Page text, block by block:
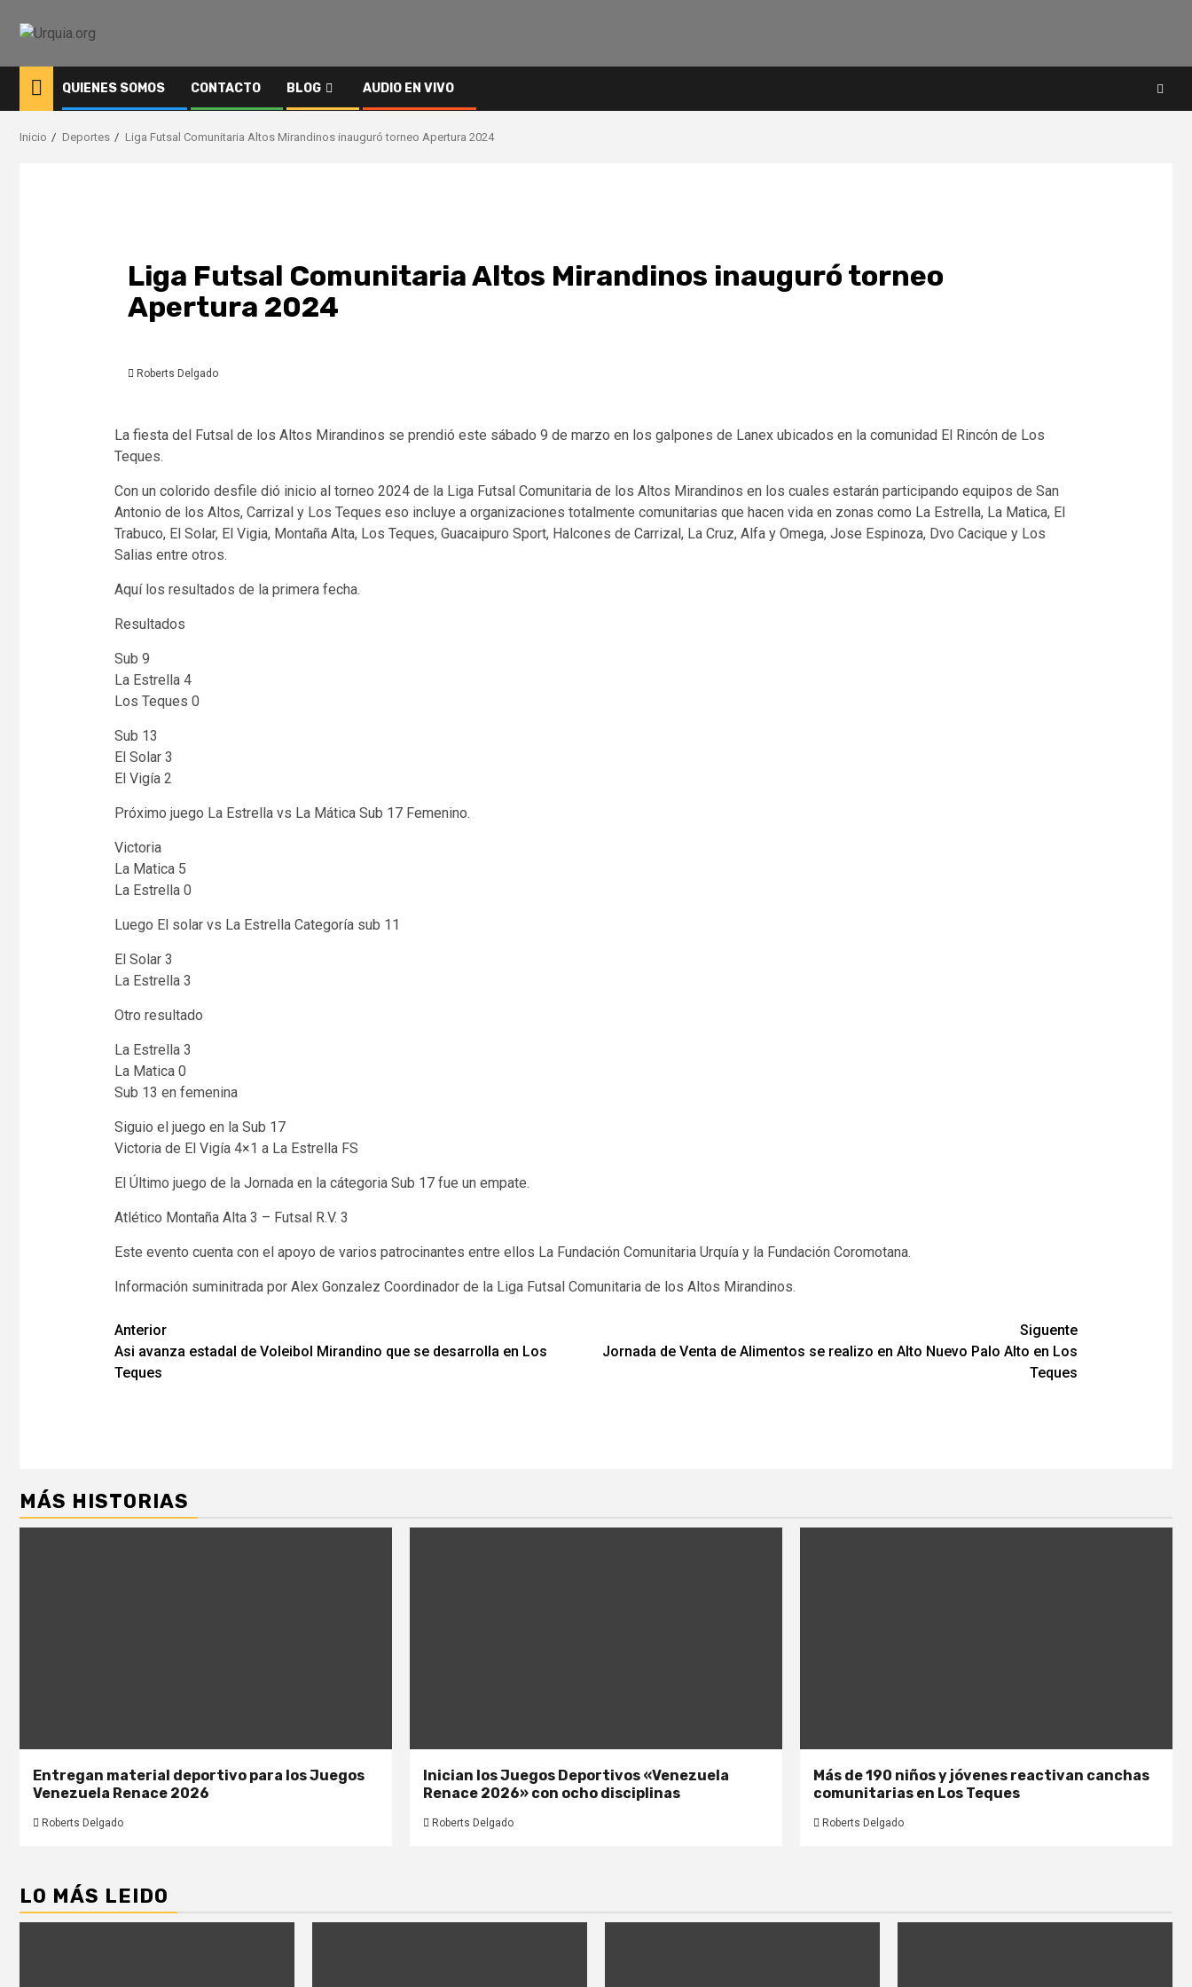
QUIENES SOMOS CONTACTO BLOG AUDIO EN VIVO
Inicio Deportes Liga Futsal Comunitaria Altos Mirandinos inauguró torneo Apertura 2024
Liga Futsal Comunitaria Altos Mirandinos inauguró torneo
Apertura 2024
Roberts Delgado
La fiesta del Futsal de los Altos Mirandinos se prendió este sábado 9 de marzo en los galpones de Lanex ubicados en la comunidad El Rincón de Los
Teques.
Con un colorido desfile dió inicio al torneo 2024 de la Liga Futsal Comunitaria de los Altos Mirandinos en los cuales estarán participando equipos de San
Antonio de los Altos, Carrizal y Los Teques eso incluye a organizaciones totalmente comunitarias que hacen vida en zonas como La Estrella, La Matica, El
Trabuco, El Solar, El Vigia, Montaña Alta, Los Teques, Guacaipuro Sport, Halcones de Carrizal, La Cruz, Alfa y Omega, Jose Espinoza, Dvo Cacique y Los
Salias entre otros.
Aquí los resultados de la primera fecha.
Resultados
Sub 9
La Estrella 4
Los Teques 0
Sub 13
El Solar 3
El Vigía 2
Próximo juego La Estrella vs La Mática Sub 17 Femenino.
Victoria
La Matica 5
La Estrella 0
Luego El solar vs La Estrella Categoría sub 11
El Solar 3
La Estrella 3
Otro resultado
La Estrella 3
La Matica 0
Sub 13 en femenina
Siguio el juego en la Sub 17
Victoria de El Vigía 4×1 a La Estrella FS
El Último juego de la Jornada en la cátegoria Sub 17 fue un empate.
Atlético Montaña Alta 3 – Futsal R.V. 3
Este evento cuenta con el apoyo de varios patrocinantes entre ellos La Fundación Comunitaria Urquía y la Fundación Coromotana.
Información suminitrada por Alex Gonzalez Coordinador de la Liga Futsal Comunitaria de los Altos Mirandinos.
Navegación
de
Anterior
Asi avanza estadal de Voleibol Mirandino que se desarrolla en Los
Teques
Siguente
Jornada de Venta de Alimentos se realizo en Alto Nuevo Palo Alto en Los
Teques
MÁS HISTORIAS
Entregan material deportivo para los Juegos
Venezuela Renace 2026
Roberts Delgado
Inician los Juegos Deportivos «Venezuela
Renace 2026» con ocho disciplinas
Roberts Delgado
Más de 190 niños y jóvenes reactivan canchas
comunitarias en Los Teques
Roberts Delgado
LO MÁS LEIDO